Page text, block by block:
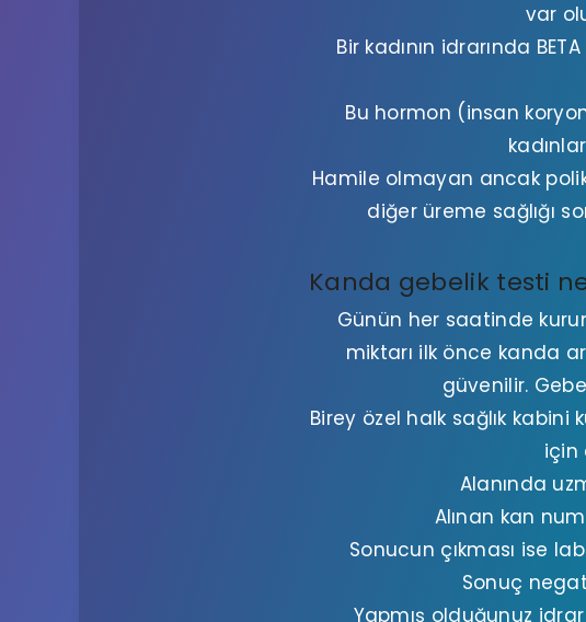
var
Bir kadının idrarında
Bu hormon (insan
Hamile olmayan ancak
diğer üreme sağlığı
Kanda gebelik testi
Günün her saatinde
miktarı ilk önce kanda
güvenilir.
Birey özel halk sağlık
için
Alanında
Alınan kan
Sonucun çıkması ise
Sonuç
Yapmış olduğunuz